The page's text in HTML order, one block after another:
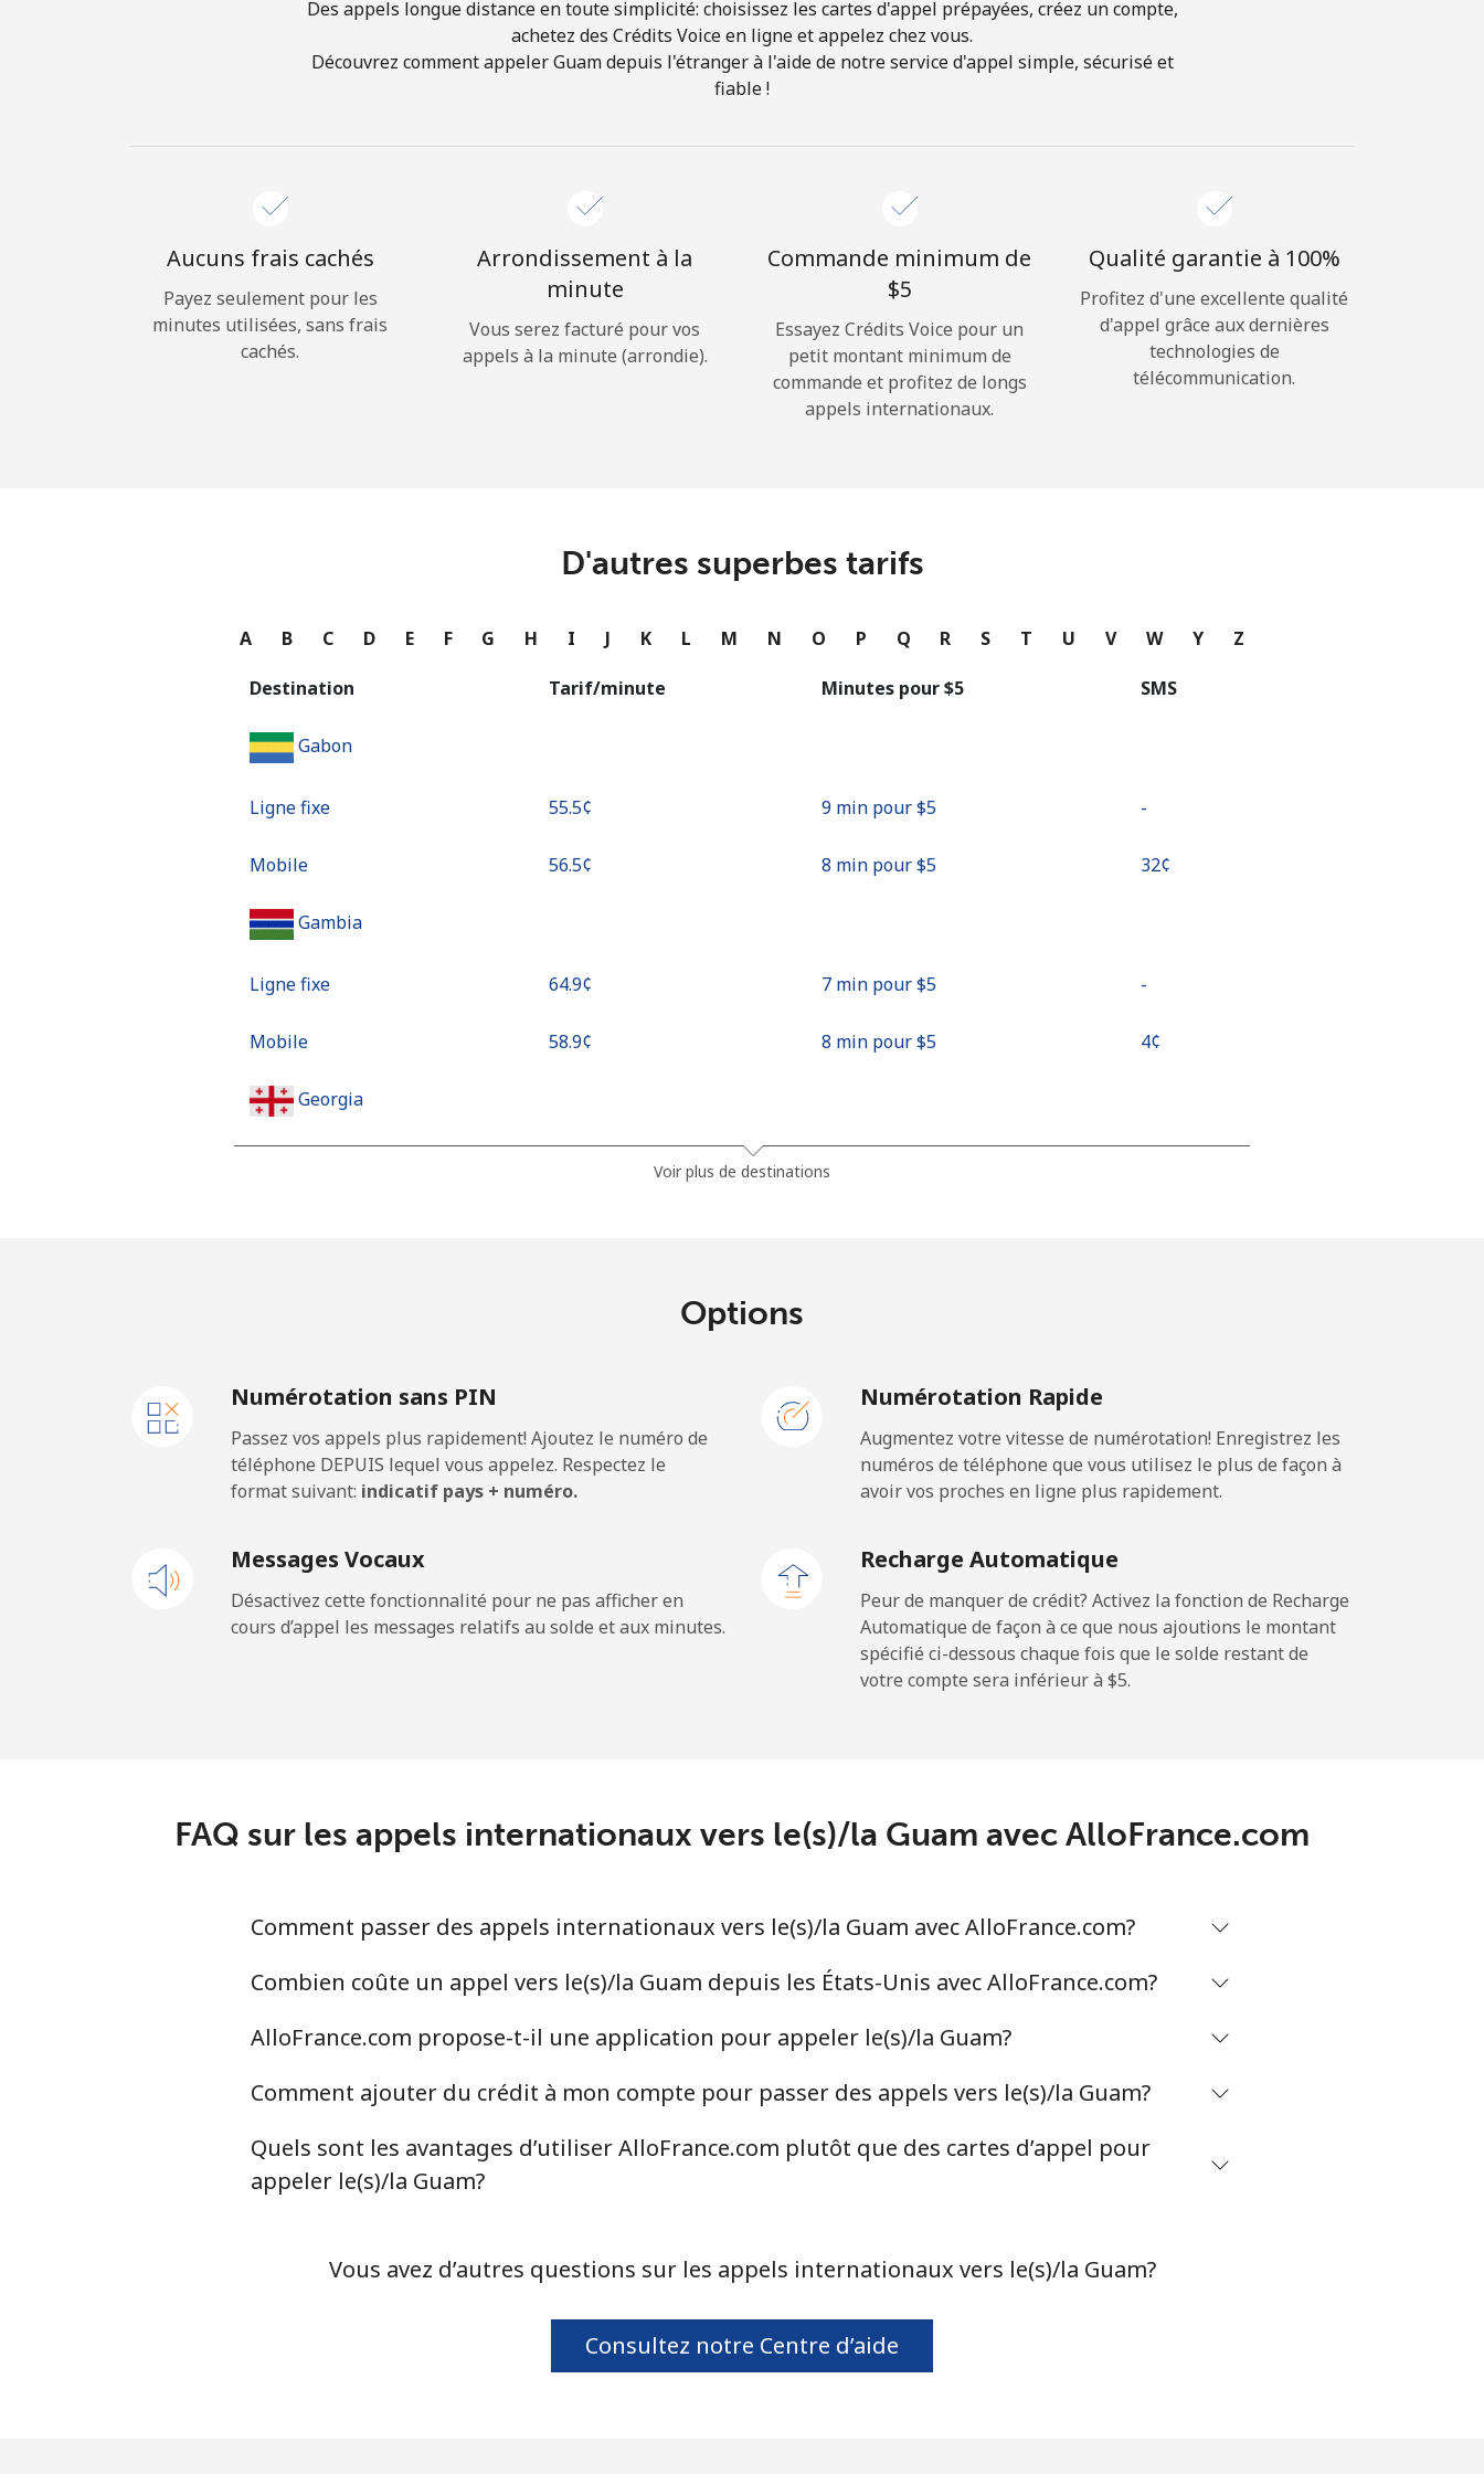
Bonjour!
Rappel du mot de passe →
Continue avec
Des appels longue distance en toute simplicité: choisissez les cartes d'appel prépayées, créez un compte,
achetez des Crédits Voice en ligne et appelez chez vous.
Découvrez comment appeler Guam depuis l'étranger à l'aide de notre service d'appel simple, sécurisé et
fiable !
Aucuns frais cachés
Payez seulement pour les
minutes utilisées, sans frais
cachés.
Arrondissement à la
minute
Vous serez facturé pour vos
appels à la minute (arrondie).
Commande minimum de
⁦$5⁩
Essayez Crédits Voice pour un
petit montant minimum de
commande et profitez de longs
appels internationaux.
Qualité garantie à 100%
Profitez d'une excellente qualité
d'appel grâce aux dernières
technologies de
télécommunication.
D'autres superbes tarifs
A B C D E F G H I J K L M N O P Q R S T U V W Y Z
Destination Tarif/minute Minutes pour ⁦$5⁩ SMS
Gabon
Ligne fixe ⁦55.5¢⁩ 9 min pour ⁦$5⁩ -
Mobile ⁦56.5¢⁩ 8 min pour ⁦$5⁩ ⁦32¢⁩
Gambia
Ligne fixe ⁦64.9¢⁩ 7 min pour ⁦$5⁩ -
Mobile ⁦58.9¢⁩ 8 min pour ⁦$5⁩ ⁦4¢⁩
Georgia
Mobile 333 min pour ⁦$5⁩
Ghana
Mobile 18 min pour ⁦$5⁩
Gibraltar
50 min pour ⁦$5⁩
Mobile ⁦1.6¢⁩ 312 min pour ⁦$5⁩
Greenland
Ligne fixe ⁦10.5¢⁩ 47 min pour ⁦$5⁩
Mobile ⁦10.9¢⁩ 45 min pour ⁦$5⁩ ⁦5¢⁩
Grenada
⁦31.5¢⁩ 15 min pour ⁦$5⁩ ⁦9¢⁩
Voir plus de destinations
Options
Numérotation sans PIN
Passez vos appels plus rapidement! Ajoutez le numéro de
téléphone DEPUIS lequel vous appelez. Respectez le
format suivant: indicatif pays + numéro.
Numérotation Rapide
Augmentez votre vitesse de numérotation! Enregistrez les
numéros de téléphone que vous utilisez le plus de façon à
avoir vos proches en ligne plus rapidement.
Messages Vocaux
Désactivez cette fonctionnalité pour ne pas afficher en
cours d’appel les messages relatifs au solde et aux minutes.
Recharge Automatique
Peur de manquer de crédit? Activez la fonction de Recharge
Automatique de façon à ce que nous ajoutions le montant
spécifié ci-dessous chaque fois que le solde restant de
votre compte sera inférieur à ⁦$5⁩.
FAQ sur les appels internationaux vers le(s)/la Guam avec AlloFrance.com
Comment passer des appels internationaux vers le(s)/la Guam avec AlloFrance.com?
Combien coûte un appel vers le(s)/la Guam depuis les États-Unis avec AlloFrance.com?
AlloFrance.com propose-t-il une application pour appeler le(s)/la Guam?
Comment ajouter du crédit à mon compte pour passer des appels vers le(s)/la Guam?
Quels sont les avantages d’utiliser AlloFrance.com plutôt que des cartes d’appel pour
appeler le(s)/la Guam?
Vous avez d’autres questions sur les appels internationaux vers le(s)/la Guam?
Consultez notre Centre d’aide